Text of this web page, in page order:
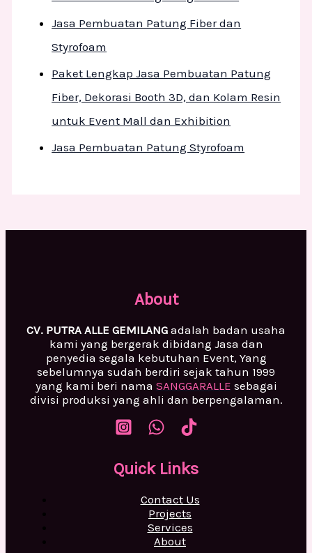
Jasa Pembuatan Patung Fiber dan
Styrofoam
Paket Lengkap Jasa Pembuatan Patung
Fiber, Dekorasi Booth 3D, dan Kolam Resin
untuk Event Mall dan Exhibition
Jasa Pembuatan Patung Styrofoam
About
CV. PUTRA ALLE GEMILANG adalah badan usaha
kami yang bergerak dibidang Jasa dan
penyedia segala kebutuhan Event, Yang
sebelumnya sudah berdiri sejak tahun 1999
yang kami beri nama SANGGARALLE sebagai
divisi produksi yang ahli dan berpengalaman.
Quick Links
Contact Us
Projects
Services
About